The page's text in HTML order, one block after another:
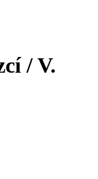
/ V.